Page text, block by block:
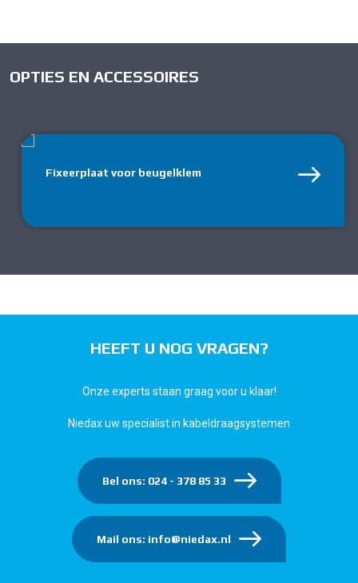
OPTIES EN ACCESSOIRES
Fixeerplaat voor beugelklem
HEEFT U NOG VRAGEN?
Onze experts staan graag voor u klaar!
Niedax uw specialist in kabeldraagsystemen
Bel ons: 024 - 378 85 33
Mail ons: info@niedax.nl